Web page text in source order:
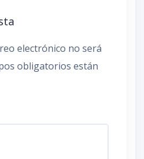
electrónico no será
obligatorios están